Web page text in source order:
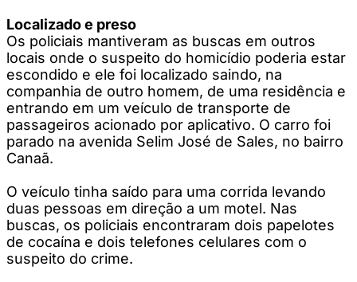
Localizado e preso
Os policiais mantiveram as buscas em outros
locais onde o suspeito do homicídio poderia estar
escondido e ele foi localizado saindo, na
companhia de outro homem, de uma residência e
entrando em um veículo de transporte de
passageiros acionado por aplicativo. O carro foi
parado na avenida Selim José de Sales, no bairro
Canaã.
O veículo tinha saído para uma corrida levando
duas pessoas em direção a um motel. Nas
buscas, os policiais encontraram dois papelotes
de cocaína e dois telefones celulares com o
suspeito do crime.